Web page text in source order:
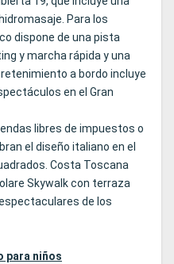
Para los
dispone de una pista
y marcha rápida y una
a bordo incluye
en el Gran
libres de impuestos o
el diseño italiano en el
Costa Toscana
Skywalk con terraza
de los
para niños